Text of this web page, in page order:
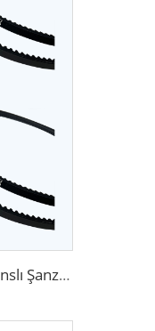
A-DONG Dişli Kayış Yüksek Performanslı Şanzıman Kayışları